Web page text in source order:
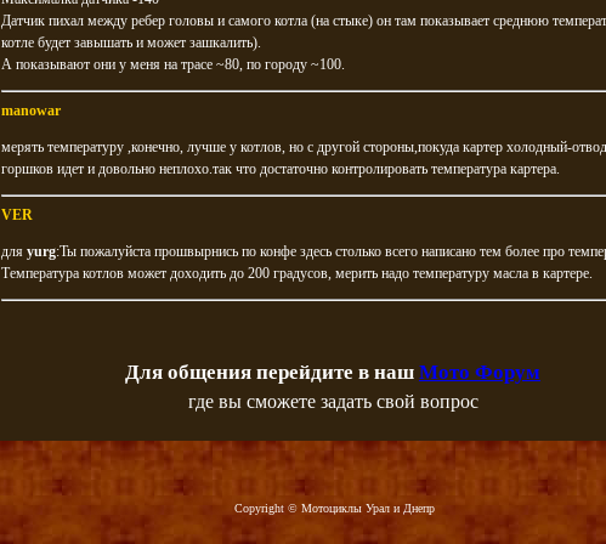
Датчик пихал между ребер головы и самого котла (на стыке) он там показывает среднюю
котле будет завышать и может зашкалить).
А показывают они у меня на трасе ~80, по городу ~100.
manowar
мерять температуру ,конечно, лучше у котлов, но с другой стороны,покуда картер холодный-
горшков идет и довольно неплохо.так что достаточно контролировать температура картера.
VER
для yurg:Ты пожалуйста прошвырнись по конфе здесь столько всего написано тем более про
Температура котлов может доходить до 200 градусов, мерить надо температуру масла в картере.
Для общения перейдите в наш Мото Форум
где вы сможете задать свой вопрос
Copyright © Мотоциклы Урал и Днепр